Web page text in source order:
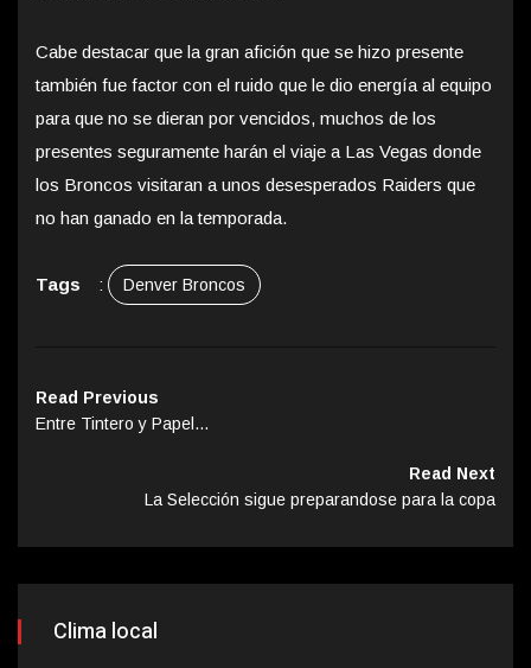
Cabe destacar que la gran afición que se hizo presente
también fue factor con el ruido que le dio energía al equipo
para que no se dieran por vencidos, muchos de los
presentes seguramente harán el viaje a Las Vegas donde
los Broncos visitaran a unos desesperados Raiders que
no han ganado en la temporada.
Tags : Denver Broncos
Read Previous
Entre Tintero y Papel…
Read Next
La Selección sigue preparandose para la copa
Clima local